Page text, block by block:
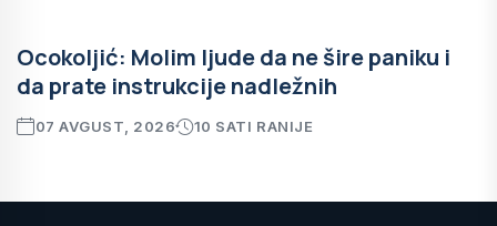
Ocokoljić: Molim ljude da ne šire paniku i
da prate instrukcije nadležnih
07 AVGUST, 2026 10 SATI RANIJE